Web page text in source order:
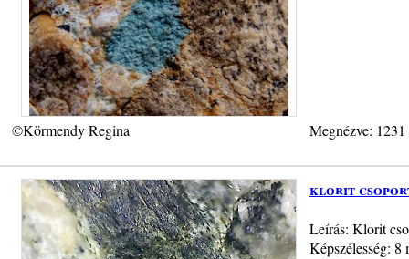
©Körmendy Regina Megnézve:
klorit
Leírás: Klorit
Képszélesség: